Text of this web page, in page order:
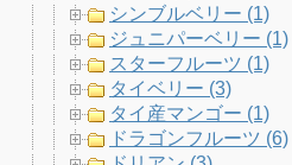
シンブルベリー (1)
ジュニパーベリー (1)
スターフルーツ (1)
タイベリー (3)
タイ産マンゴー (1)
ドラゴンフルーツ (6)